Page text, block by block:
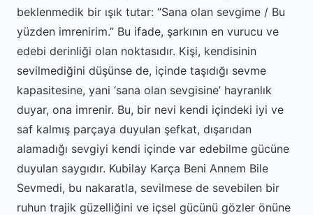
beklenmedik bir ışık tutar: “Sana olan sevgime / Bu
yüzden imrenirim.” Bu ifade, şarkının en vurucu ve
edebi derinliği olan noktasıdır. Kişi, kendisinin
sevilmediğini düşünse de, içinde taşıdığı sevme
kapasitesine, yani ‘sana olan sevgisine’ hayranlık
duyar, ona imrenir. Bu, bir nevi kendi içindeki iyi ve
saf kalmış parçaya duyulan şefkat, dışarıdan
alamadığı sevgiyi kendi içinde var edebilme gücüne
duyulan saygıdır. Kubilay Karça Beni Annem Bile
Sevmedi, bu nakaratla, sevilmese de sevebilen bir
ruhun trajik güzelliğini ve içsel gücünü gözler önüne